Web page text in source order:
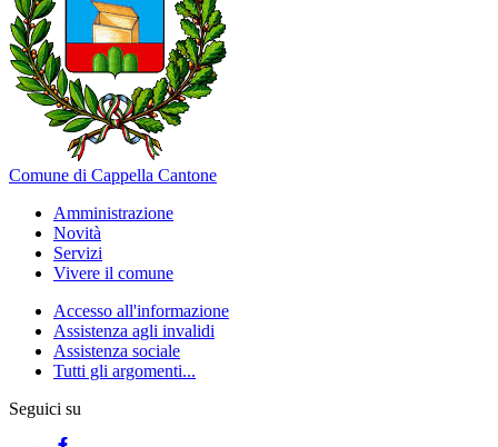
Comune di Cappella Cantone
Amministrazione
Novità
Servizi
Vivere il comune
Accesso all'informazione
Assistenza agli invalidi
Assistenza sociale
Tutti gli argomenti...
Seguici su